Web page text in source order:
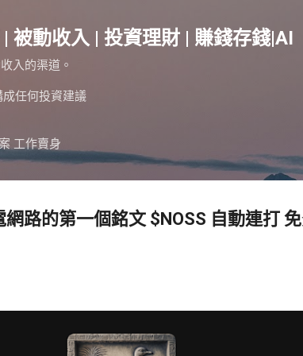
被動收入 | 投資理財 | 賺錢存錢|AI
入的渠道。
任何投資建議
工作賣身
網路的第一個銘文 $NOSS 自動連打